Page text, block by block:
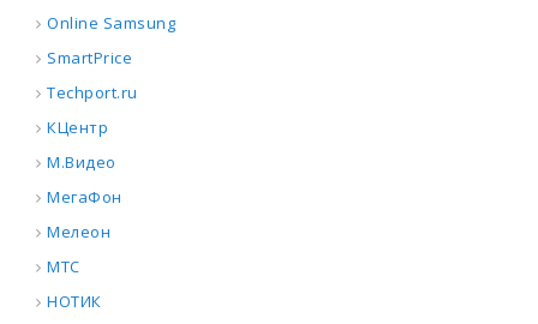
Online Samsung
SmartPrice
Techport.ru
КЦентр
М.Видео
МегаФон
Мелеон
МТС
НОТИК